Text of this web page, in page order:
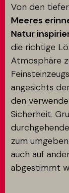
Von den
Meeres
Natur
die richtige
Atmosphäre
angesichts
den
Sicherheit.
zum
auch auf
abgestimmt